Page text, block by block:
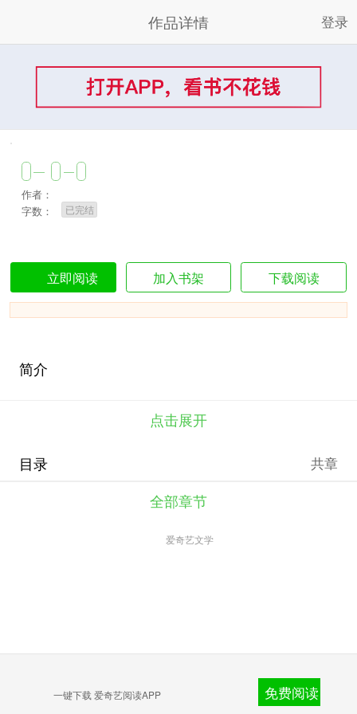
作品详情 登录
作者：
字数：
已完结
立即阅读 加入书架 下载阅读
简介
点击展开
目录 共章
全部章节
一键下载 爱奇艺阅读APP 免费阅读
爱奇艺文学